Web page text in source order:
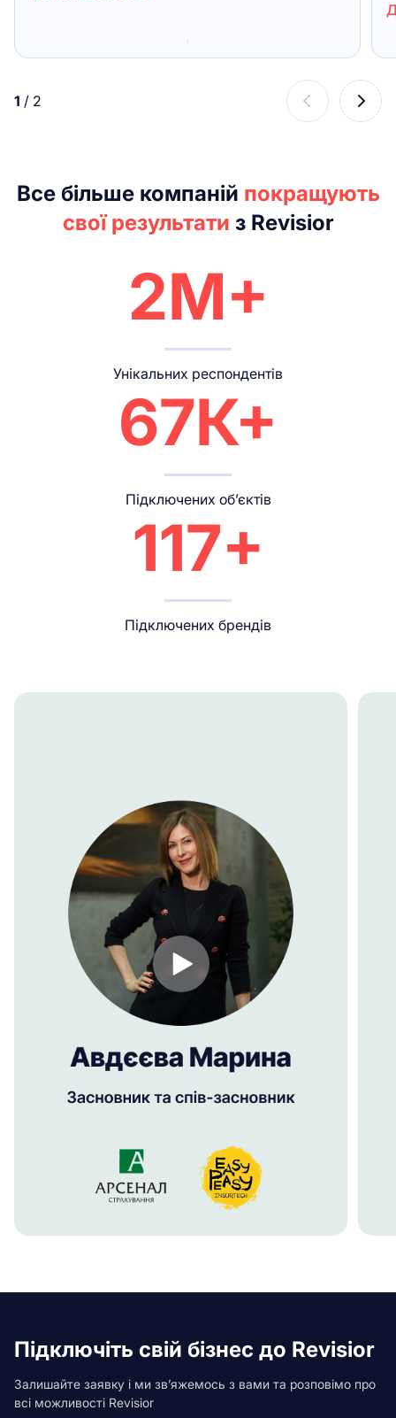
1 / 2
Все більше компаній покращують
свої результати з Revisior
2М+
Унікальних респондентів
67К+
Підключених об’єктів
117+
Підключених брендів
Підключіть свій бізнес до Revisior
Залишайте заявку і ми зв’яжемось з вами та розповімо про
всі можливості Revisior